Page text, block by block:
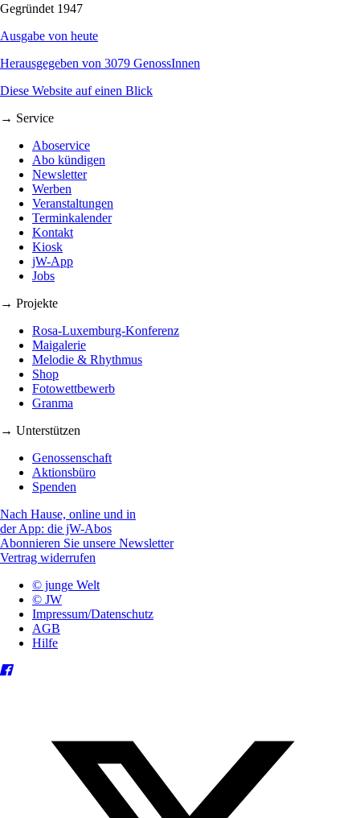
Gegründet 1947
Ausgabe von heute
Herausgegeben von 3079 GenossInnen
Diese Website auf einen Blick
→ Service
Aboservice
Abo kündigen
Newsletter
Werben
Veranstaltungen
Terminkalender
Kontakt
Kiosk
jW-App
Jobs
→ Projekte
Rosa-Luxemburg-Konferenz
Maigalerie
Melodie & Rhythmus
Shop
Fotowettbewerb
Granma
→ Unterstützen
Genossenschaft
Aktionsbüro
Spenden
Nach Hause, online und in
der App: die jW-Abos
Abonnieren Sie unsere Newsletter
Vertrag widerrufen
© junge Welt
© JW
Impressum/Datenschutz
AGB
Hilfe